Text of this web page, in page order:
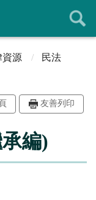
資源
民法
友善列印
編)